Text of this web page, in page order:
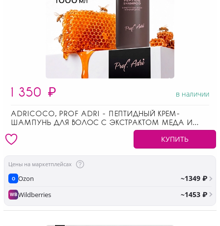
1 350 ₽ в наличии
ADRICOCO, PROF ADRI - ПЕПТИДНЫЙ КРЕМ-
ШАМПУНЬ ДЛЯ ВОЛОС С ЭКСТРАКТОМ МЕДА И
КУПИТЬ
Цены на маркетплейсах
O Ozon ~1349 ₽
WBWildberries ~1453 ₽